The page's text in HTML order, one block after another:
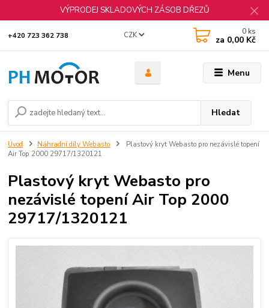
VÝPRODEJ SKLADOVÝCH ZÁSOB DŘEZŮ
Menu
CZK
Hledat
+420 723 362 738 0 ks
za 0,00 Kč
Úvod Náhradní díly Webasto
Plastový kryt Webasto pro nezávislé topení
Air Top 2000 29717/1320121
Plastový kryt Webasto pro
nezávislé topení Air Top 2000
29717/1320121